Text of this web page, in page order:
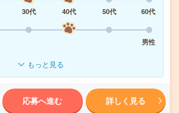
30代 40代 50代
60代
男性
もっと見る
応募へ進む 詳しく見る